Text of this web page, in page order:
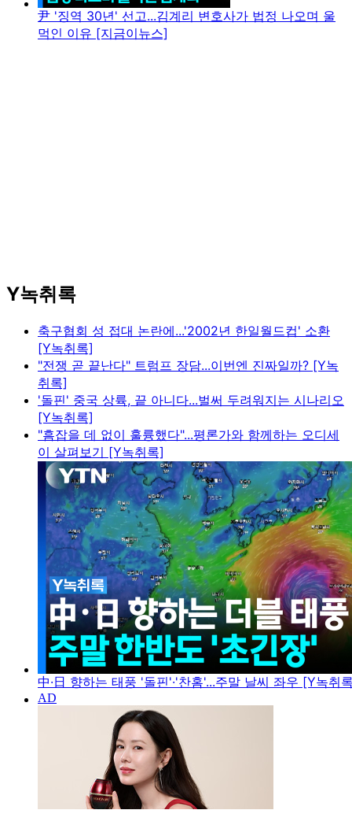
尹 '징역 30년' 선고...김계리 변호사가 법정 나오며 울
먹인 이유 [지금이뉴스]
Y녹취록
축구협회 성 접대 논란에...'2002년 한일월드컵' 소환
[Y녹취록]
"전쟁 곧 끝난다" 트럼프 장담...이번엔 진짜일까? [Y녹
취록]
'돌핀' 중국 상륙, 끝 아니다...벌써 두려워지는 시나리오
[Y녹취록]
"흠잡을 데 없이 훌륭했다"...평론가와 함께하는 오디세
이 살펴보기 [Y녹취록]
中·日 향하는 태풍 '돌핀'·'찬홈'...주말 날씨 좌우 [Y녹취